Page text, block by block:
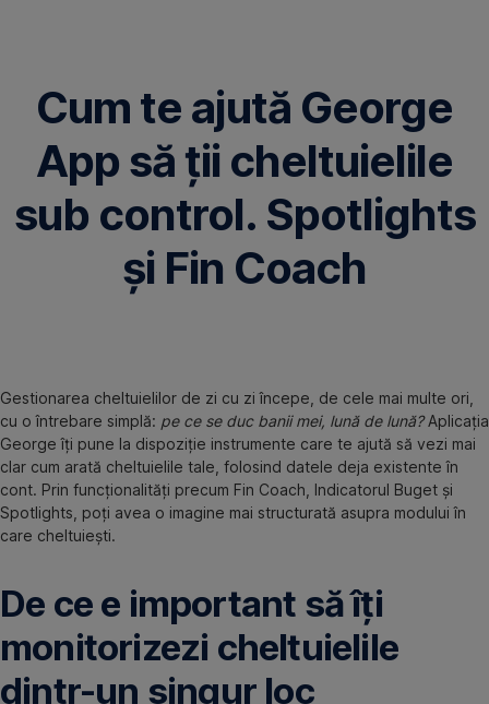
Cum te ajută George
App să ții cheltuielile
sub control. Spotlights
și Fin Coach
Gestionarea cheltuielilor de zi cu zi începe, de cele mai multe ori,
cu o întrebare simplă: pe ce se duc banii mei, lună de lună?Aplicația
George îți pune la dispoziție instrumente care te ajută să vezi mai
clar cum arată cheltuielile tale, folosind datele deja existente în
cont. Prin funcționalități precum Fin Coach, Indicatorul Buget și
Spotlights, poți avea o imagine mai structurată asupra modului în
care cheltuiești.
De ce e important să îți
monitorizezi cheltuielile
dintr-un singur loc